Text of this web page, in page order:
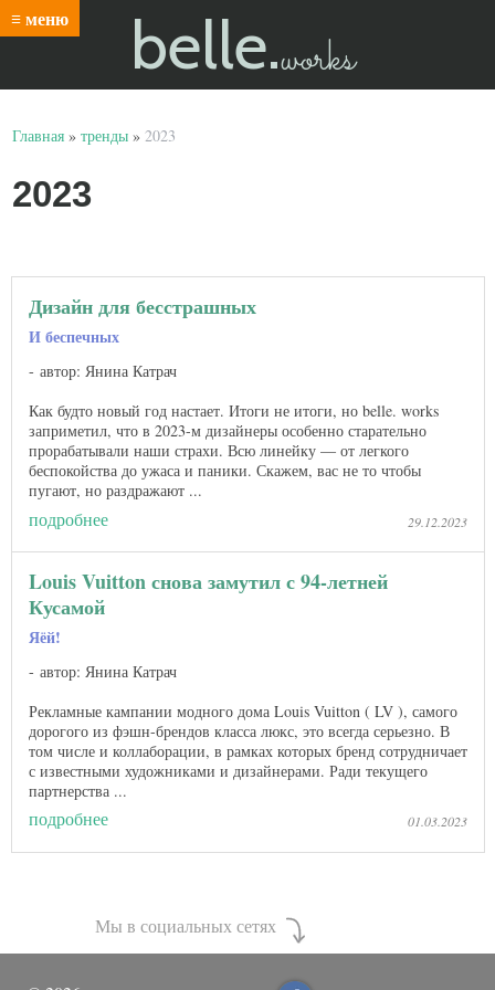
≡ меню belle.works
Главная » тренды » 2023
2023
Дизайн для бесстрашных
И беспечных
автор: Янина Катрач
Как будто новый год настает. Итоги не итоги, но belle. works
заприметил, что в 2023-м дизайнеры особенно старательно
прорабатывали наши страхи. Всю линейку — от легкого
беспокойства до ужаса и паники. Скажем, вас не то чтобы
пугают, но раздражают ...
подробнее 29.12.2023
Louis Vuitton снова замутил с 94-летней
Кусамой
Яёй!
автор: Янина Катрач
Рекламные кампании модного дома Louis Vuitton ( LV ), самого
дорогого из фэшн-брендов класса люкс, это всегда серьезно. В
том числе и коллаборации, в рамках которых бренд сотрудничает
с известными художниками и дизайнерами. Ради текущего
партнерства ...
подробнее 01.03.2023
Мы в социальных сетях